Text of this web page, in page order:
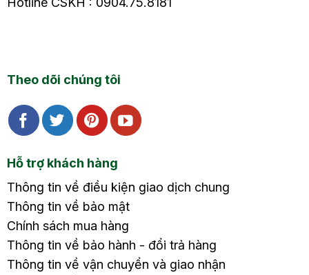
Theo dõi chúng tôi
Hỗ trợ khách hàng
Thông tin về điều kiện giao dịch chung
Thông tin về bảo mật
Chính sách mua hàng
Thông tin về bảo hành - đổi trả hàng
Thông tin về vận chuyển và giao nhận